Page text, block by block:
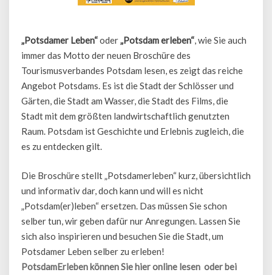
„Potsdamer Leben“oder„Potsdam erleben“, wie Sie auch
immer das Motto der neuen Broschüre des
Tourismusverbandes Potsdam lesen, es zeigt das reiche
Angebot Potsdams. Es ist die Stadt der Schlösser und
Gärten, die Stadt am Wasser, die Stadt des Films, die
Stadt mit dem größten landwirtschaftlich genutzten
Raum. Potsdam ist Geschichte und Erlebnis zugleich, die
es zu entdecken gilt.
Die Broschüre stellt „Potsdamerleben“ kurz, übersichtlich
und informativ dar, doch kann und will es nicht
„Potsdam(er)leben“ ersetzen. Das müssen Sie schon
selber tun, wir geben dafür nur Anregungen. Lassen Sie
sich also inspirieren und besuchen Sie die Stadt, um
Potsdamer Leben selber zu erleben!
PotsdamErleben können Sie hier online lesen oder bei